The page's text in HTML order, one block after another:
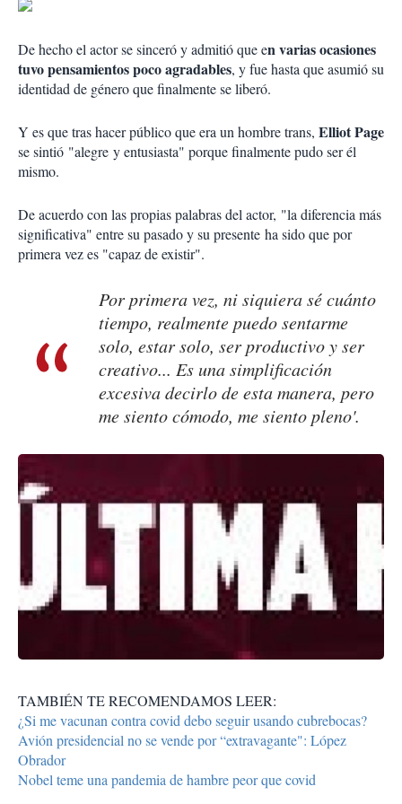
De hecho el actor se sinceró y admitió que en varias ocasiones
tuvo pensamientos poco agradables, y fue hasta que asumió su
identidad de género que finalmente se liberó.
Y es que tras hacer público que era un hombre trans, Elliot Page
se sintió "alegre y entusiasta" porque finalmente pudo ser él
mismo.
De acuerdo con las propias palabras del actor, "la diferencia más
significativa" entre su pasado y su presente ha sido que por
primera vez es "capaz de existir".
Por primera vez, ni siquiera sé cuánto
tiempo, realmente puedo sentarme
solo, estar solo, ser productivo y ser
creativo... Es una simplificación
excesiva decirlo de esta manera, pero
me siento cómodo, me siento pleno'.
TAMBIÉN TE RECOMENDAMOS LEER:
¿Si me vacunan contra covid debo seguir usando cubrebocas?
Avión presidencial no se vende por “extravagante": López
Obrador
Nobel teme una pandemia de hambre peor que covid